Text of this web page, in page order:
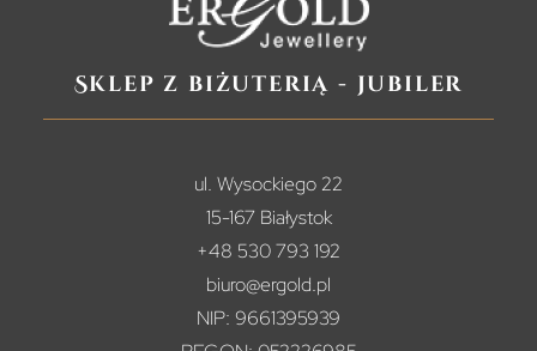
Sklep z biżuterią - jubiler
ul. Wysockiego 22
15-167 Białystok
+48 530 793 192
biuro@ergold.pl
NIP: 9661395939